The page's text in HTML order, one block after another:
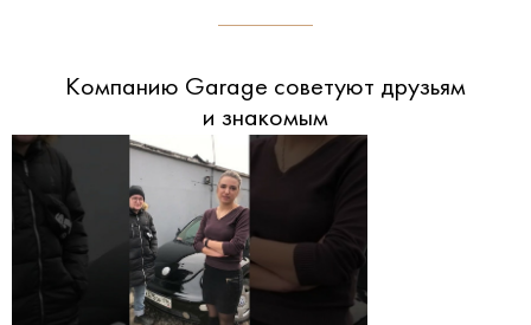
Компанию Garage советуют друзьям
и знакомым